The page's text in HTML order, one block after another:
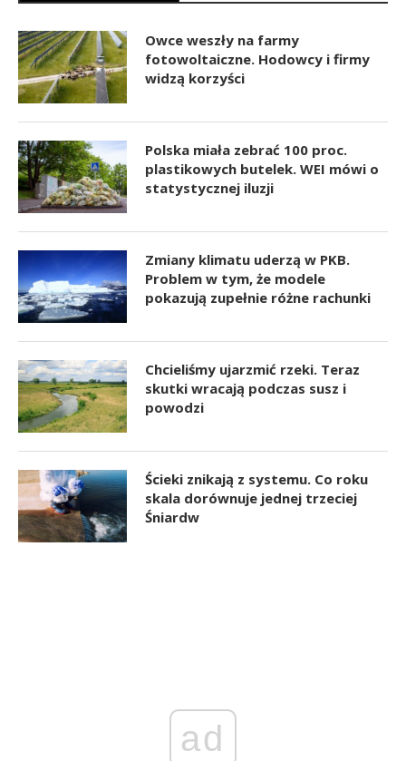
Owce weszły na farmy
fotowoltaiczne. Hodowcy i firmy
widzą korzyści
Polska miała zebrać 100 proc.
plastikowych butelek. WEI mówi o
statystycznej iluzji
Zmiany klimatu uderzą w PKB.
Problem w tym, że modele
pokazują zupełnie różne rachunki
Chcieliśmy ujarzmić rzeki. Teraz
skutki wracają podczas susz i
powodzi
Ścieki znikają z systemu. Co roku
skala dorównuje jednej trzeciej
Śniardw
ad